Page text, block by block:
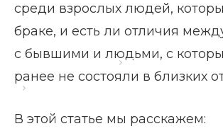
Главная страница
Блог
среди взрослых людей,
браке, и есть ли отличия
с бывшими и людьми, с
ранее не состояли в близких
В этой статье мы расскажем: